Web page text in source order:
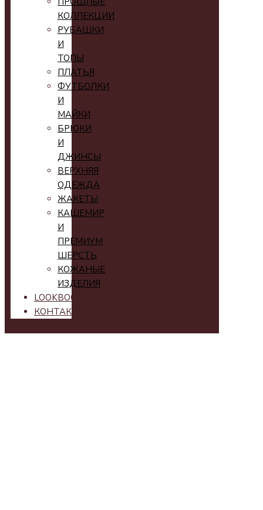
КОЛЛЕКЦИИ
РУБАШКИ
И
ТОПЫ
ПЛАТЬЯ
ФУТБОЛКИ
И
МАЙКИ
БРЮКИ
И
ДЖИНСЫ
ВЕРХНЯЯ
ОДЕЖДА
ЖАКЕТЫ
КАШЕМИР
И
ПРЕМИУМ
ШЕРСТЬ
КОЖАНЫЕ
ИЗДЕЛИЯ
LOOKBOOK
КОНТАКТЫ